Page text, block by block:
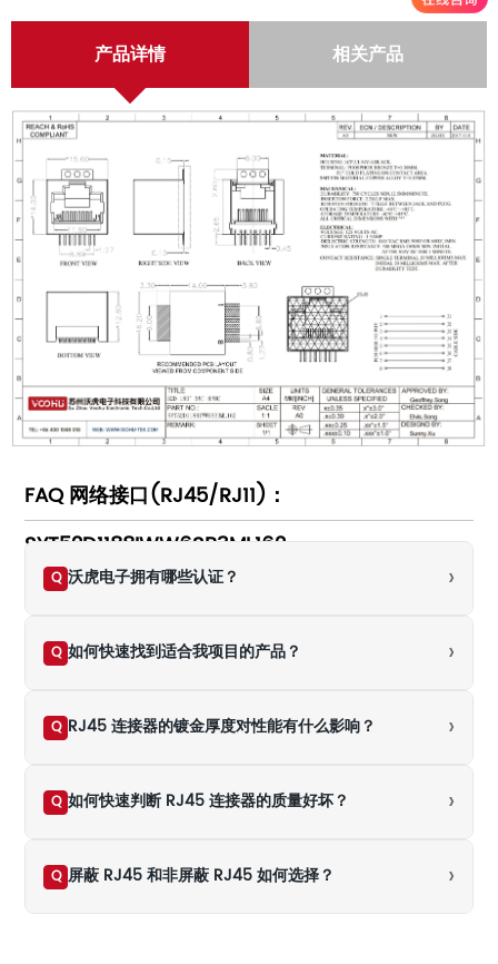
产品详情 相关产品
FAQ 网络接口(RJ45/RJ11)：
SYT52D1188IWW6SB3ML162
Q 沃虎电子拥有哪些认证？ ›
Q 如何快速找到适合我项目的产品？ ›
Q RJ45 连接器的镀金厚度对性能有什么影响？ ›
Q 如何快速判断 RJ45 连接器的质量好坏？ ›
Q 屏蔽 RJ45 和非屏蔽 RJ45 如何选择？ ›